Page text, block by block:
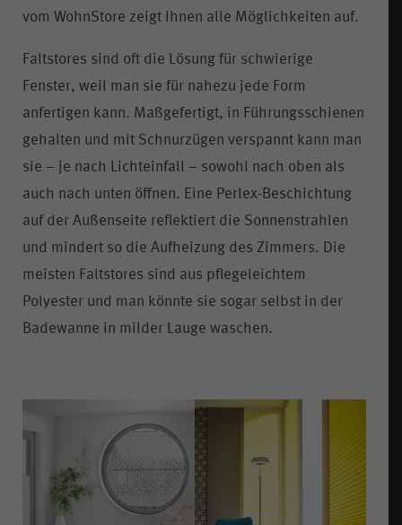
vom WohnStore zeigt Ihnen alle Möglichkeiten auf.
Faltstores sind oft die Lösung für schwierige
Fenster, weil man sie für nahezu jede Form
anfertigen kann. Maßgefertigt, in Führungsschienen
gehalten und mit Schnurzügen verspannt kann man
sie – je nach Lichteinfall – sowohl nach oben als
auch nach unten öffnen. Eine Perlex-Beschichtung
auf der Außenseite reflektiert die Sonnenstrahlen
und mindert so die Aufheizung des Zimmers. Die
meisten Faltstores sind aus pflegeleichtem
Polyester und man könnte sie sogar selbst in der
Badewanne in milder Lauge waschen.